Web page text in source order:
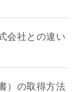
会社との違い
）の取得方法